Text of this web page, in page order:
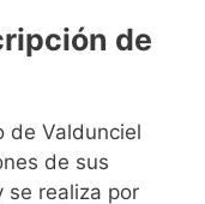
de
de Valdunciel
de sus
se realiza por